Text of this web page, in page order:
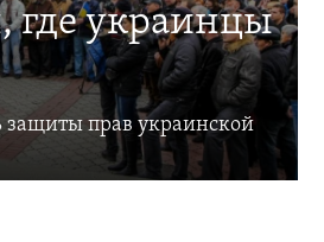
где украинцы
защиты прав украинской